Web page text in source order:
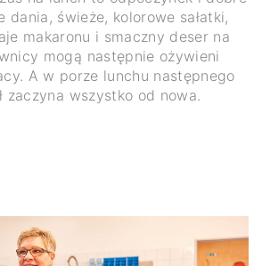
dania, świeże, kolorowe sałatki,
makaronu i smaczny deser na
mogą następnie ożywieni
A w porze lunchu następnego
zaczyna wszystko od nowa.